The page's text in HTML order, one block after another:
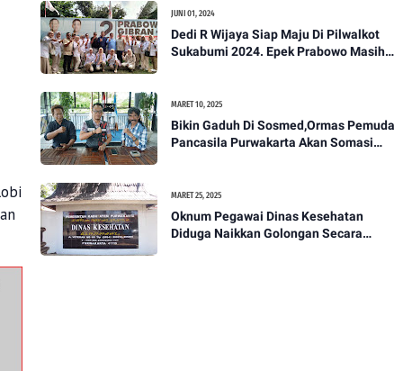
JUNI 01, 2024
Dedi R Wijaya Siap Maju Di Pilwalkot
Sukabumi 2024. Epek Prabowo Masih
MARET 10, 2025
Bikin Gaduh Di Sosmed,Ormas Pemuda
Pancasila Purwakarta Akan Somasi
MARET 25, 2025
Oknum Pegawai Dinas Kesehatan
Diduga Naikkan Golongan Secara